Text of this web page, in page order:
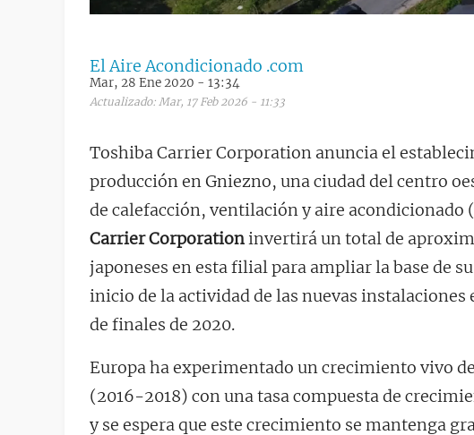
El Aire Acondicionado .com
Mar, 28 Ene 2020 - 13:34
Actualizado: Mar, 17 Feb 2026 - 11:33
Toshiba Carrier Corporation anuncia el
producción en Gniezno, una ciudad del centro
de calefacción, ventilación y aire acondicionado
Carrier Corporationinvertirá un total de
japoneses en esta filial para ampliar la base de
inicio de la actividad de las nuevas instalaciones
de finales de 2020.
Europa ha experimentado un crecimiento vivo
(2016-2018) con una tasa compuesta de
y se espera que este crecimiento se mantenga